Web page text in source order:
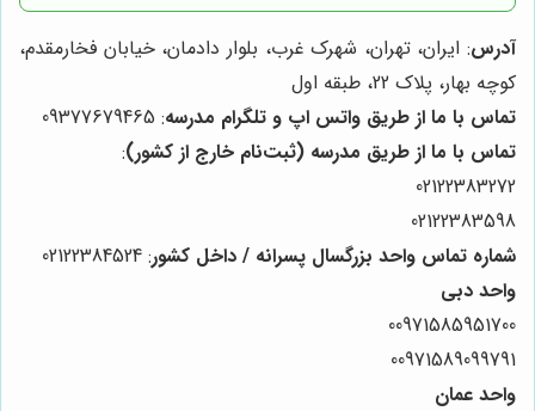
آدرس: ایران، تهران، شهرک غرب، بلوار دادمان، خیابان فخارمقدم،
کوچه بهار، پلاک 22، طبقه اول
تماس با ما از طریق واتس اپ و تلگرام مدرسه: 09377679465
تماس با ما از طریق مدرسه (ثبت‌نام خارج از کشور):
02122383272
02122383598
شماره تماس واحد بزرگسال پسرانه / داخل کشور: 02122384524
واحد دبی
00971585951700
00971589099791
واحد عمان